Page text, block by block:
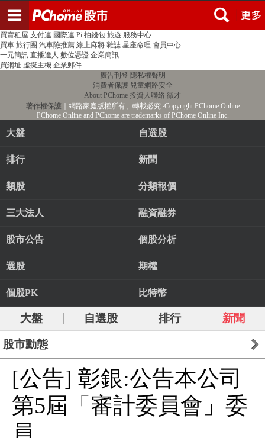
PChome首頁 線上購物 24h購物 書店
買賣租屋 支付連 國際連 Pi 拍錢包 旅遊 服務中心
買車 旅行團 汽車險推薦 線上麻將 雜誌 星座命理 會員中心
一元簡訊 直播達人 數位憑證 企業簡訊
買網址 虛擬主機 企業郵件
廣告刊登 隱私權聲明
消費者保護 兒童網路安全
About PChome 投資人聯絡 徵才
著作權保護 ｜網路家庭版權所有、轉載必究‧Copyright PChome Online
PChome Online and PChome are trademarks of PChome Online Inc.
大盤 自選股
排行 新聞
類股 分類報價
三大法人 融資融券
股市公告 個股分析
選股 期權
個股PK 比特幣
大盤 自選股 排行 新聞
股市動態
[公告] 彰銀:公告本公司
第5屆「審計委員會」委
員